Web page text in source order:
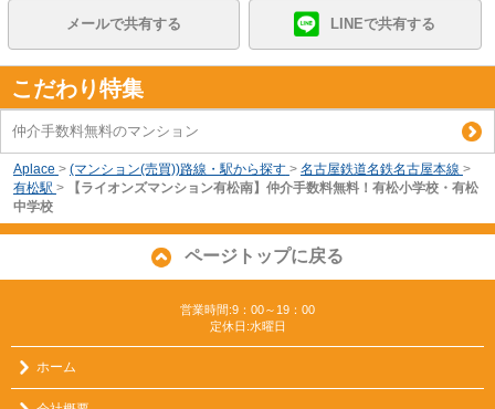
メールで共有する LINEで共有する
こだわり特集
仲介手数料無料のマンション
Aplace > (マンション(売買))路線・駅から探す > 名古屋鉄道名鉄名古屋本線 >
有松駅 >
【ライオンズマンション有松南】仲介手数料無料！有松小学校・有松
中学校
ページトップに戻る
営業時間:9：00～19：00
定休日:水曜日
ホーム